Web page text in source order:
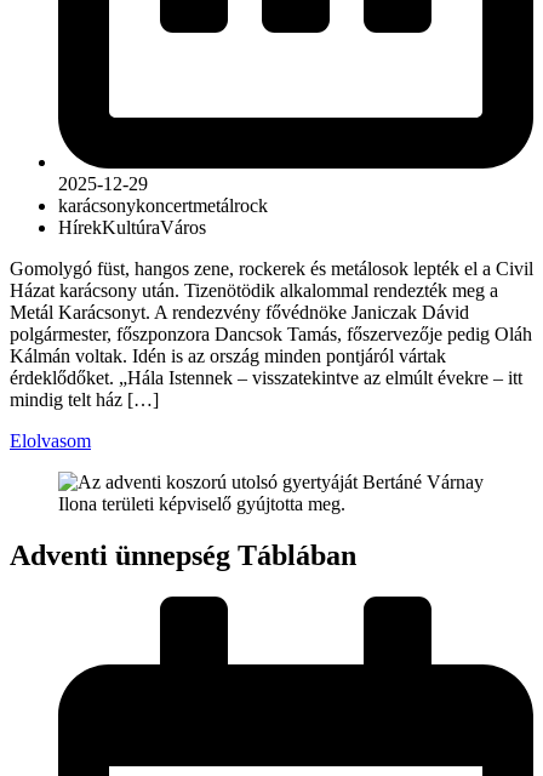
2025-12-29
karácsonykoncertmetálrock
HírekKultúraVáros
Gomolygó füst, hangos zene, rockerek és metálosok lepték el a Civil
Házat karácsony után. Tizenötödik alkalommal rendezték meg a
Metál Karácsonyt. A rendezvény fővédnöke Janiczak Dávid
polgármester, főszponzora Dancsok Tamás, főszervezője pedig Oláh
Kálmán voltak. Idén is az ország minden pontjáról vártak
érdeklődőket. „Hála Istennek – visszatekintve az elmúlt évekre – itt
mindig telt ház […]
Elolvasom
Adventi ünnepség Táblában